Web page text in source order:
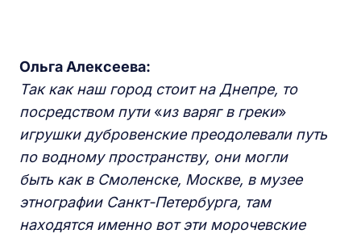
Ольга Алексеева:
Так как наш город стоит на Днепре, то
посредством пути «из варяг в греки»
игрушки дубровенские преодолевали путь
по водному пространству, они могли
быть как в Смоленске, Москве, в музее
этнографии Санкт-Петербурга, там
находятся именно вот эти морочевские